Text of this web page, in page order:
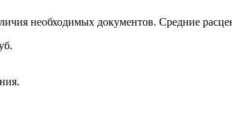
необходимых документов. Средние